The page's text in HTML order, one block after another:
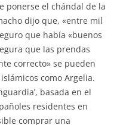
ponerse el chándal de la
dijo que, «entre mil
que había «buenos
que las prendas
correcto» se pueden
como Argelia.
basada en el
residentes en
comprar una